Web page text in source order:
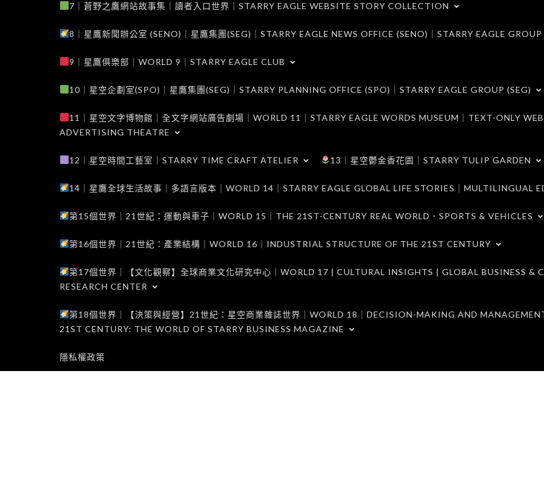
7｜蒼野之鷹網站故事集｜讀者入口世界｜STARRY EAGLE WEBSITE STORY COLLECTION
8｜星鷹新聞辦公室 (SENO)｜星鷹集團(SEG)｜STARRY EAGLE NEWS OFFICE (SENO)｜STARRY EAGLE GROUP
9｜星鷹俱樂部｜WORLD 9｜STARRY EAGLE CLUB
10｜星空企劃室(SPO)｜星鷹集團(SEG)｜STARRY PLANNING OFFICE (SPO)｜STARRY EAGLE GROUP (SEG)
11｜星空文字博物館｜全文字網站廣告劇場｜WORLD 11｜STARRY EAGLE WORDS MUSEUM｜TEXT-ONLY
ADVERTISING THEATRE
12｜星空時間工藝室｜STARRY TIME CRAFT ATELIER 13｜星空鬱金香花園｜STARRY TULIP GARDEN
14｜星鷹全球生活故事｜多語言版本｜WORLD 14｜STARRY EAGLE GLOBAL LIFE STORIES｜MULTILINGUAL
第15個世界｜21世紀：運動與車子｜WORLD 15｜THE 21ST-CENTURY REAL WORLD．SPORTS & VEHICLES
第16個世界｜21世紀：產業結構｜WORLD 16｜INDUSTRIAL STRUCTURE OF THE 21ST CENTURY
第17個世界｜【文化觀察】全球商業文化研究中心｜WORLD 17 | CULTURAL INSIGHTS | GLOBAL BUSINESS &
RESEARCH CENTER
第18個世界｜【決策與經營】21世紀：星空商業雜誌世界｜WORLD 18｜DECISION-MAKING AND
21ST CENTURY: THE WORLD OF STARRY BUSINESS MAGAZINE
隱私權政策